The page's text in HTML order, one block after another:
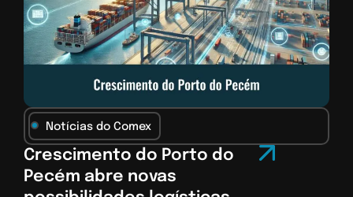
Notícias do Comex
Crescimento do Porto do
Pecém abre novas